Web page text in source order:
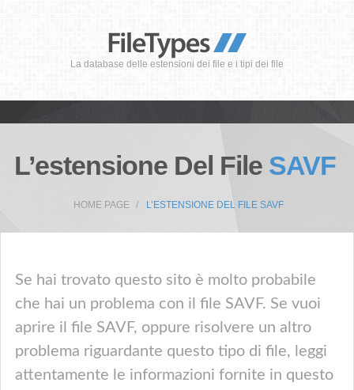
La database delle estensioni dei file e i tipi dei file
L’estensione Del File SAVF
HOME PAGE L’ESTENSIONE DEL FILE SAVF
Se hai trovato questo sito è molto probabile
che hai un problema con il file SAVF. Se vuoi
aprire il file SAVF, oppure risolvere un altro
problema riguardante questo tipo di file, leggi
attentamente le informazioni fornite in questo